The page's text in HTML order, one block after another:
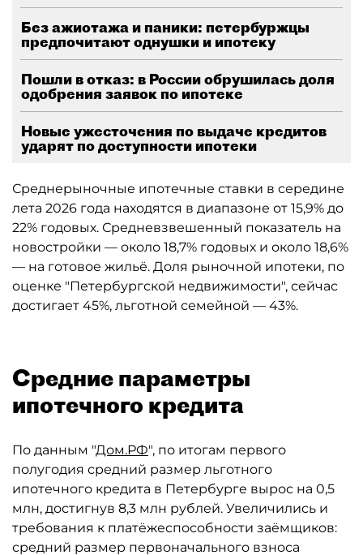
Без ажиотажа и паники: петербуржцы
предпочитают однушки и ипотеку
Пошли в отказ: в России обрушилась доля
одобрения заявок по ипотеке
Новые ужесточения по выдаче кредитов
ударят по доступности ипотеки
Среднерыночные ипотечные ставки в середине
лета 2026 года находятся в диапазоне от 15,9% до
22% годовых. Средневзвешенный показатель на
новостройки — около 18,7% годовых и около 18,6%
— на готовое жильё. Доля рыночной ипотеки, по
оценке "Петербургской недвижимости", сейчас
достигает 45%, льготной семейной — 43%.
Средние параметры
ипотечного кредита
По данным "Дом.РФ", по итогам первого
полугодия средний размер льготного
ипотечного кредита в Петербурге вырос на 0,5
млн, достигнув 8,3 млн рублей. Увеличились и
требования к платёжеспособности заёмщиков:
средний размер первоначального взноса